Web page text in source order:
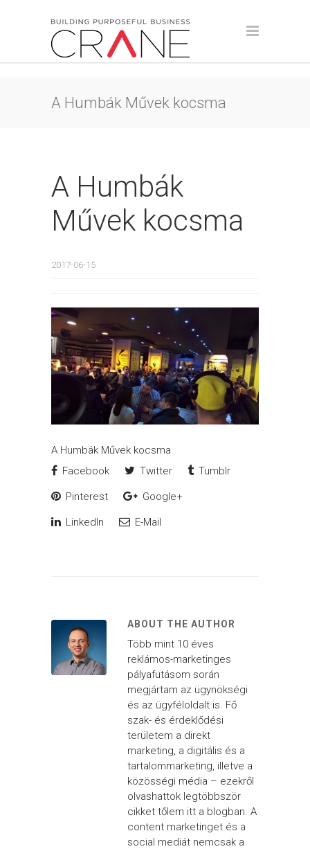
A Humbák Művek kocsma
A Humbák
Művek kocsma
2017-06-15
A Humbák Művek kocsma
Facebook
Twitter Tumblr
Pinterest Google+
LinkedIn E-Mail
ABOUT THE AUTHOR
Több mint 10 éves
reklámos-marketinges
pályafutásom során
megjártam az ügynökségi
és az ügyféloldalt is. Fő
szak- és érdeklődési
területem a direkt
marketing, a digitális és a
tartalommarketing, illetve a
közösségi média – ezekről
olvashattok legtöbbször
cikket tőlem itt a blogban. A
content marketinget és a
social mediát nemcsak a